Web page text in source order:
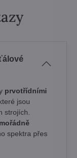
prvotřídními
které jsou
strojích.
spektra přes